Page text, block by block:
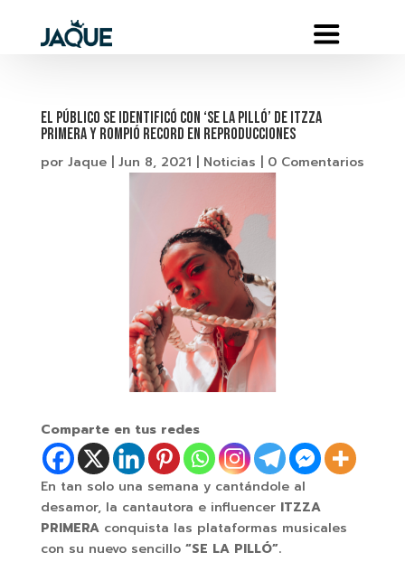
EL PÚBLICO SE IDENTIFICÓ CON ‘SE LA PILLÓ’ DE ITZZA
PRIMERA Y ROMPIÓ RECORD EN REPRODUCCIONES
por Jaque| Jun 8, 2021 Noticias 0 Comentarios
Comparte en tus redes
En tan solo una semana y cantándole al
desamor, la cantautora e influencer ITZZA
PRIMERA conquista las plataformas musicales
con su nuevo sencillo “SE LA PILLÓ”.